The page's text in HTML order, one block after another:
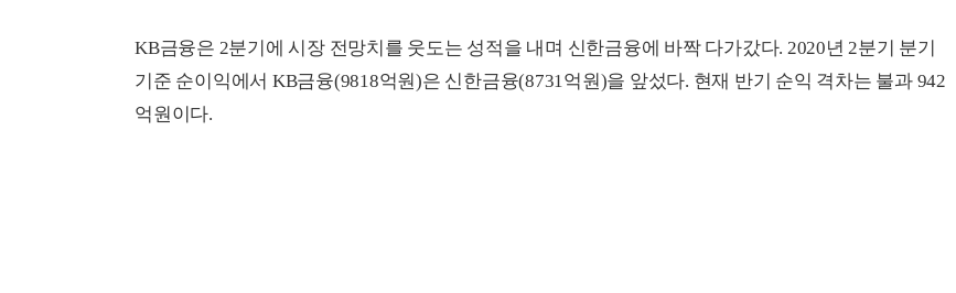
KB금융은 2분기에 시장 전망치를 웃도는 성적을 내며 신한금융에 바짝 다가갔다. 2020년 2분기 분기
기준 순이익에서 KB금융(9818억원)은 신한금융(8731억원)을 앞섰다. 현재 반기 순익 격차는 불과 942
억원이다.